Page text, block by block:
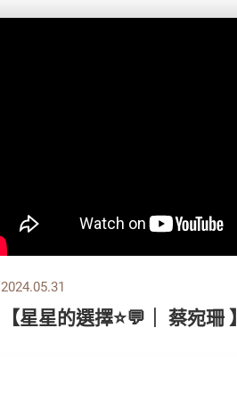
2024.05.31
【星星的選擇⭐💬｜ 蔡宛珊 】